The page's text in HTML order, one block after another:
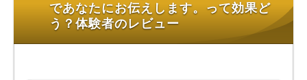
であなたにお伝えします。って効果ど
う？体験者のレビュー